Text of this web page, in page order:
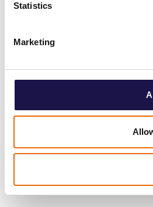
Statistics
Marketing